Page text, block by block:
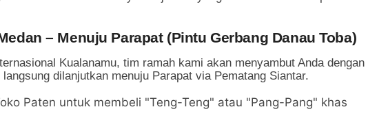
– Menuju Parapat (Pintu Gerbang Danau Toba)
Kualanamu, tim ramah kami akan menyambut Anda dengan
dilanjutkan menuju Parapat via Pematang Siantar.
Paten untuk membeli "Teng-Teng" atau "Pang-Pang" khas